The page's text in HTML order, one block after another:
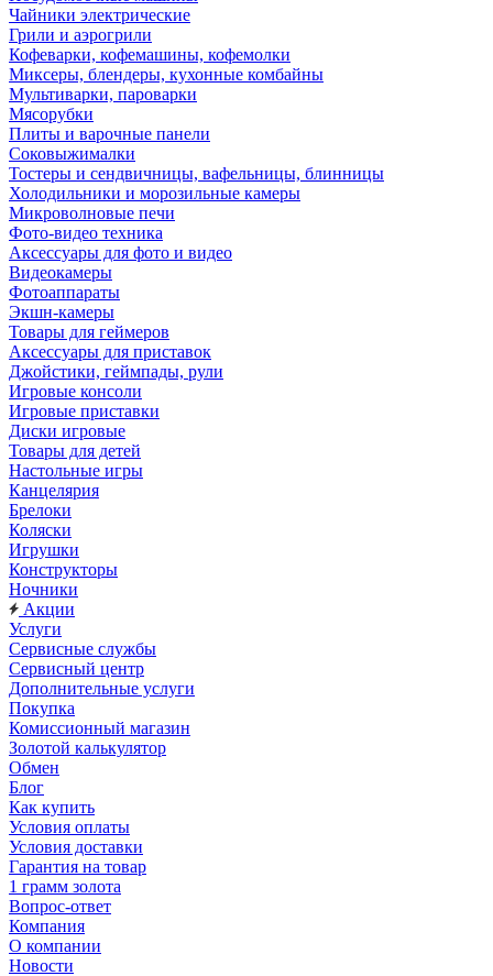
Чайники электрические
Грили и аэрогрили
Кофеварки, кофемашины, кофемолки
Миксеры, блендеры, кухонные комбайны
Мультиварки, пароварки
Мясорубки
Плиты и варочные панели
Соковыжималки
Тостеры и сендвичницы, вафельницы, блинницы
Холодильники и морозильные камеры
Микроволновые печи
Фото-видео техника
Аксессуары для фото и видео
Видеокамеры
Фотоаппараты
Экшн-камеры
Товары для геймеров
Аксессуары для приставок
Джойстики, геймпады, рули
Игровые консоли
Игровые приставки
Диски игровые
Товары для детей
Настольные игры
Канцелярия
Брелоки
Коляски
Игрушки
Конструкторы
Ночники
Акции
Услуги
Сервисные службы
Сервисный центр
Дополнительные услуги
Покупка
Комиссионный магазин
Золотой калькулятор
Обмен
Блог
Как купить
Условия оплаты
Условия доставки
Гарантия на товар
1 грамм золота
Вопрос-ответ
Компания
О компании
Новости